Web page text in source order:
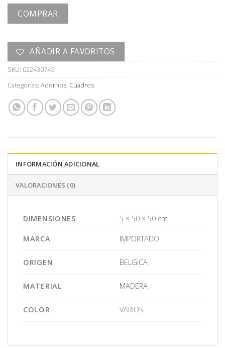
COMPRAR
AÑADIR A FAVORITOS
SKU: 022430745
Categorías: Adornos, Cuadros
INFORMACIÓN ADICIONAL
VALORACIONES (0)
DIMENSIONES 5 × 50 × 50 cm
MARCA IMPORTADO
ORIGEN BELGICA
MATERIAL MADERA
COLOR VARIOS